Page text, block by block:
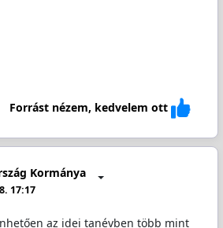
Forrást nézem, kedvelem ott
Kormánya
17:17
az idei tanévben több mint